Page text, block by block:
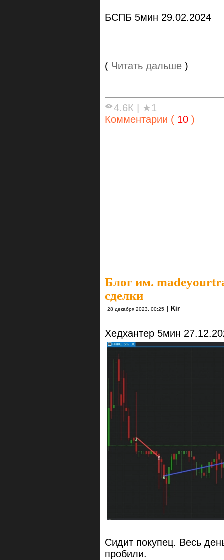
БСПБ 5мин 29.02.2024
( Читать дальше )
4.6К
★1
Комментарии ( 10 )
Блог им.
сделки
28 декабря 2023, 00:25 Kir
Хедхантер 5мин
Сидит покупец. Весь
пробили.